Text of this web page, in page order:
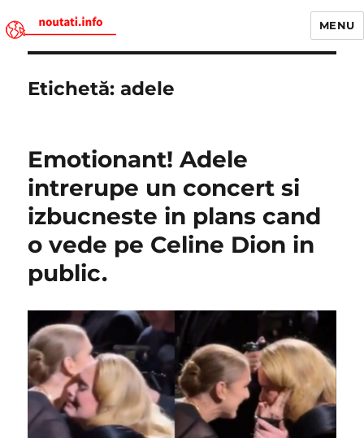
MENU
Etichetă:adele
Emotionant! Adele
intrerupe un concert si
izbucneste in plans cand
o vede pe Celine Dion in
public.